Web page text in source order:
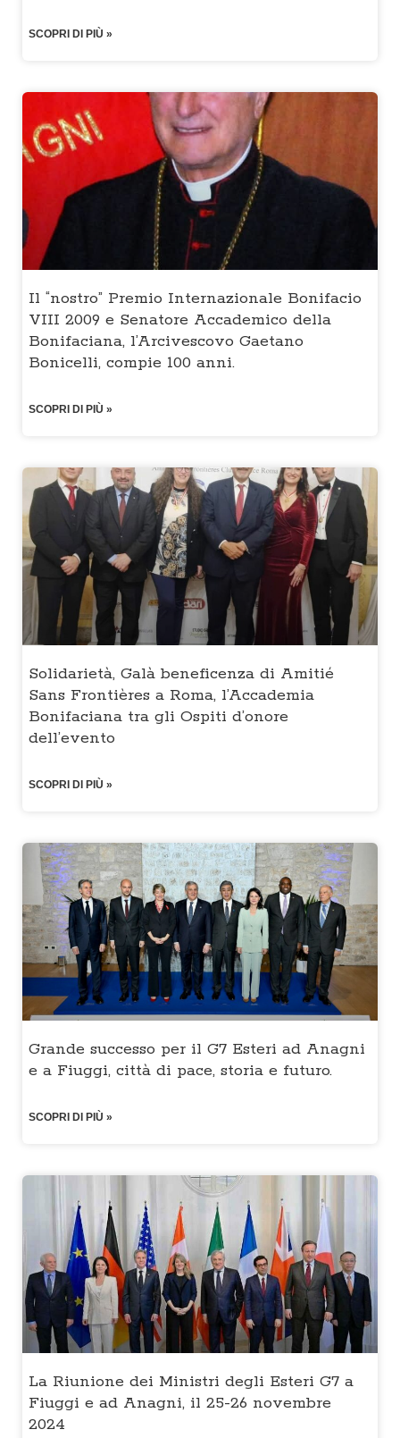
SCOPRI DI PIÙ »
Il “nostro” Premio Internazionale Bonifacio
VIII 2009 e Senatore Accademico della
Bonifaciana, l’Arcivescovo Gaetano
Bonicelli, compie 100 anni.
SCOPRI DI PIÙ »
Solidarietà, Galà beneficenza di Amitié
Sans Frontières a Roma, l’Accademia
Bonifaciana tra gli Ospiti d’onore
dell’evento
SCOPRI DI PIÙ »
Grande successo per il G7 Esteri ad Anagni
e a Fiuggi, città di pace, storia e futuro.
SCOPRI DI PIÙ »
La Riunione dei Ministri degli Esteri G7 a
Fiuggi e ad Anagni, il 25-26 novembre
2024